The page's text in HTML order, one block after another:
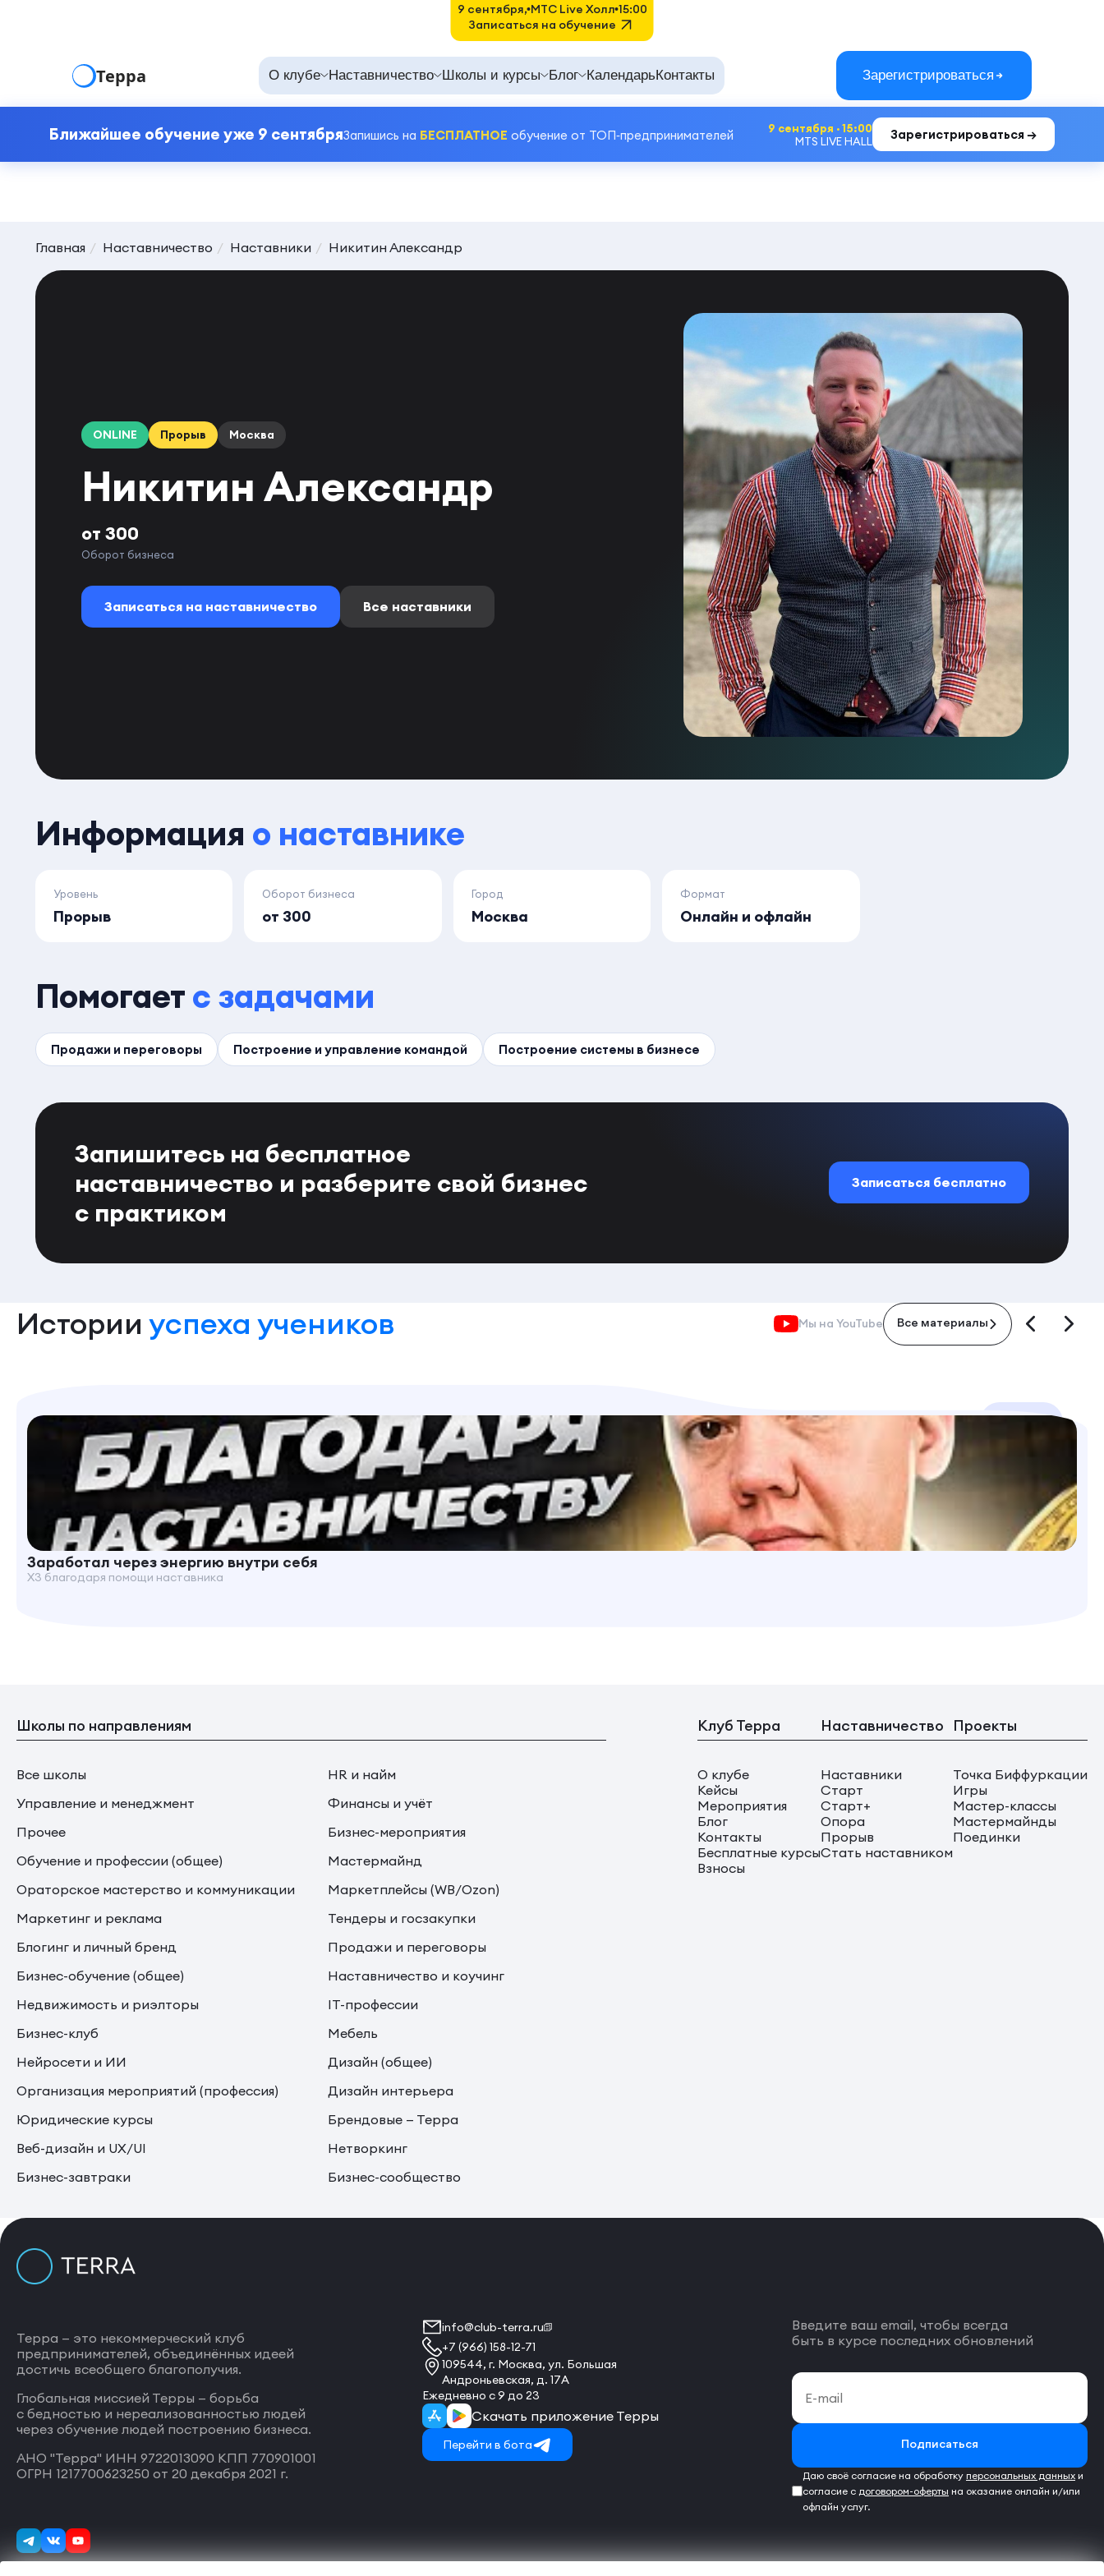
Терра О клубе Наставничество Школы и курсы Блог КалендарьКонтакты Зарегистрироваться
Ближайшее обучение уже 9 сентябряЗапишись на БЕСПЛАТНОЕ обучение от ТОП‑предпринимателей
9 сентября · 15:00
MTS LIVE HALL
Зарегистрироваться →
Главная Наставничество Наставники Никитин Александр
ONLINE Прорыв Москва
Никитин Александр
от 300
Оборот бизнеса
Записаться на наставничество Все наставники
Информация о наставнике
Уровень
Прорыв
Оборот бизнеса
от 300
Город
Москва
Формат
Онлайн и офлайн
Помогаетс задачами
Продажи и переговоры Построение и управление командой Построение системы в бизнесе
Запишитесь на бесплатное
наставничество и разберите свой бизнес
с практиком
Записаться бесплатно
Истории успеха учеников Мы на YouTube Все материалы
Заработал через энергию внутри себя
X3 благодаря помощи наставника
Школы по направлениям
Все школы
HR и найм
Управление и менеджмент
Финансы и учёт
Прочее
Бизнес-мероприятия
Обучение и профессии (общее)
Мастермайнд
Ораторское мастерство и коммуникации
Маркетплейсы (WB/Ozon)
Маркетинг и реклама
Тендеры и госзакупки
Блогинг и личный бренд
Продажи и переговоры
Бизнес-обучение (общее)
Наставничество и коучинг
Недвижимость и риэлторы
IT-профессии
Бизнес-клуб
Мебель
Нейросети и ИИ
Дизайн (общее)
Организация мероприятий (профессия)
Дизайн интерьера
Юридические курсы
Брендовые — Терра
Веб-дизайн и UX/UI
Нетворкинг
Бизнес-завтраки
Бизнес-сообщество
Клуб Терра
О клубе
Кейсы
Мероприятия
Блог
Контакты
Бесплатные курсы
Взносы
Наставничество
Наставники
Старт
Старт+
Опора
Прорыв
Стать наставником
Проекты
Точка Биффуркации
Игры
Мастер-классы
Мастермайнды
Поединки
9 сентября, MTC Live Холл 15:00
Записаться на обучение
Терра — это некоммерческий клуб
предпринимателей, объединённых идеей
достичь всеобщего благополучия.
Глобальная миссией Терры — борьба
с бедностью и нереализованностью людей
через обучение людей построению бизнеса.
АНО "Терра" ИНН 9722013090 КПП 770901001
ОГРН 1217700623250 от 20 декабря 2021 г.
info@club-terra.ru
+7 (966) 158-12-71
109544, г. Москва, ул. Большая
Андроньевская, д. 17А
Ежедневно с 9 до 23
Скачать приложение Терры
Перейти в бота
Введите ваш email, чтобы всегда
быть в курсе последних обновлений
Подписаться
Даю своё согласие на обработку персональных данных и
согласие с договором-оферты на оказание онлайн и/или
офлайн услуг.